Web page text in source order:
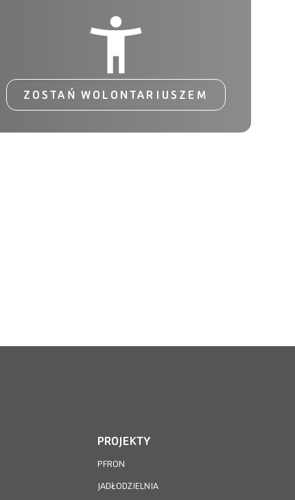
ZOSTAŃ WOLONTARIUSZEM
PROJEKTY
PFRON
JADŁODZIELNIA